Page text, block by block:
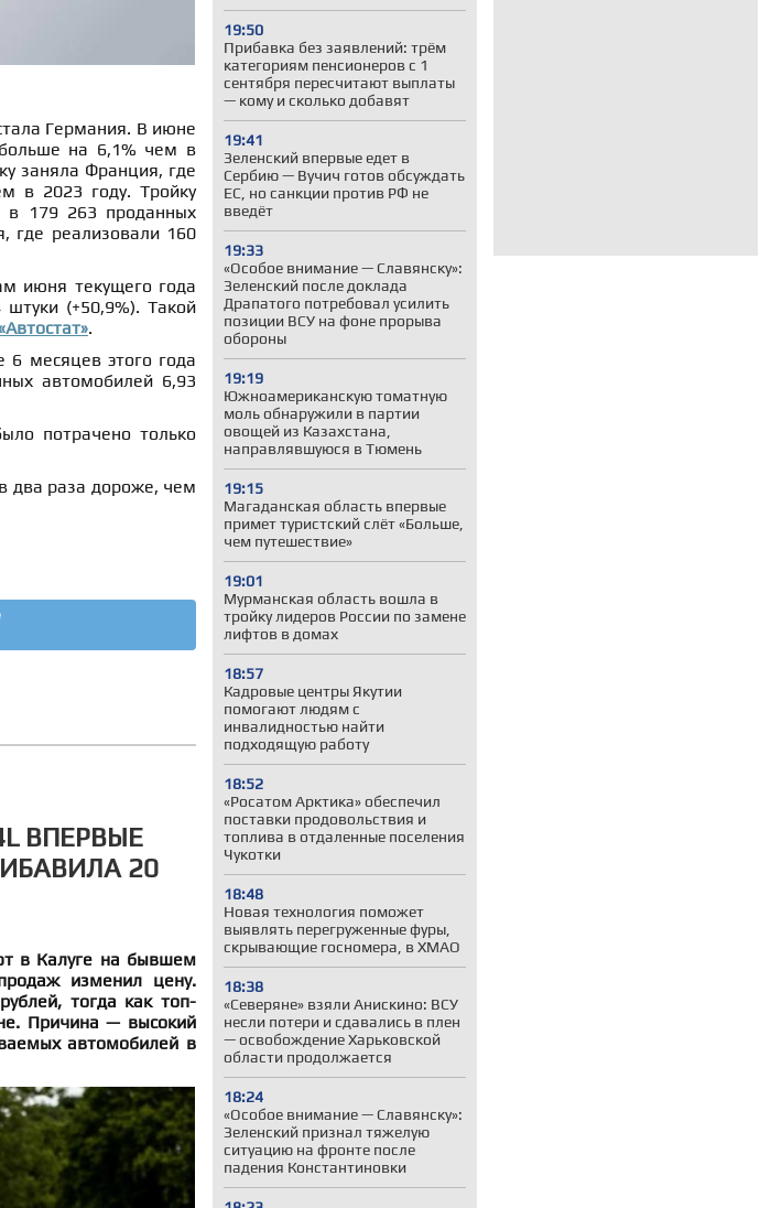
19:50
Прибавка без заявлений: трём
категориям пенсионеров с 1
сентября пересчитают выплаты
— кому и сколько добавят
19:41
Зеленский впервые едет в
Сербию — Вучич готов обсуждать
ЕС, но санкции против РФ не
введёт
19:33
«Особое внимание — Славянску»:
Зеленский после доклада
Драпатого потребовал усилить
позиции ВСУ на фоне прорыва
обороны
19:19
Южноамериканскую томатную
моль обнаружили в партии
овощей из Казахстана,
направлявшуюся в Тюмень
19:15
Магаданская область впервые
примет туристский слёт «Больше,
чем путешествие»
19:01
Мурманская область вошла в
тройку лидеров России по замене
лифтов в домах
18:57
Кадровые центры Якутии
помогают людям с
инвалидностью найти
подходящую работу
18:52
«Росатом Арктика» обеспечил
поставки продовольствия и
топлива в отдаленные поселения
Чукотки
18:48
Новая технология поможет
выявлять перегруженные фуры,
скрывающие госномера, в ХМАО
18:38
«Северяне» взяли Анискино: ВСУ
несли потери и сдавались в плен
— освобождение Харьковской
области продолжается
18:24
«Особое внимание — Славянску»:
Зеленский признал тяжелую
ситуацию на фронте после
падения Константиновки
Германия. В июне
на 6,1% чем в
заняла Франция, где
в 2023 году. Тройку
в 179 263 проданных
где реализовали 160
июня текущего года
(+50,9%). Такой
.
месяцев этого года
автомобилей 6,93
потрачено только
два раза дороже, чем
ВПЕРВЫЕ
20
в Калуге на бывшем
изменил цену.
тогда как топ-
Причина — высокий
автомобилей в